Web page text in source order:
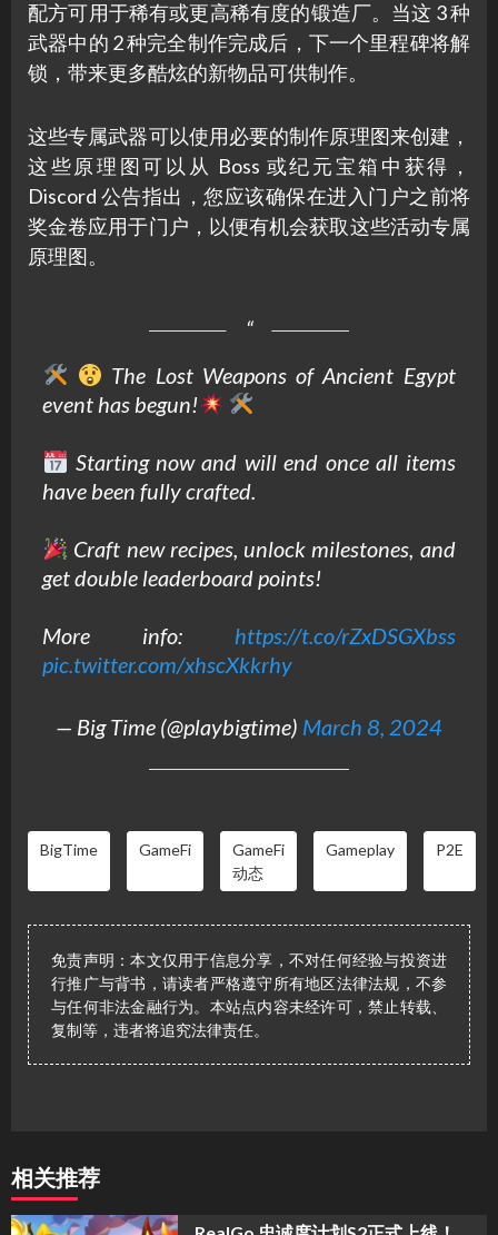
配方可用于稀有或更高稀有度的锻造厂。当这 3 种
武器中的 2 种完全制作完成后，下一个里程碑将解
锁，带来更多酷炫的新物品可供制作。
这些专属武器可以使用必要的制作原理图来创建，
这些原理图可以从 Boss 或纪元宝箱中获得，
Discord 公告指出，您应该确保在进入门户之前将
奖金卷应用于门户，以便有机会获取这些活动专属
原理图。
The Lost Weapons of Ancient Egypt
event has begun!
Starting now and will end once all items
have been fully crafted.
Craft new recipes, unlock milestones, and
get double leaderboard points!
More info: https://t.co/rZxDSGXbss
pic.twitter.com/xhscXkkrhy
— Big Time (@playbigtime) March 8, 2024
BigTime GameFi
GameFi
动态
Gameplay P2E
免责声明：本文仅用于信息分享，不对任何经验与投资进
行推广与背书，请读者严格遵守所有地区法律法规，不参
与任何非法金融行为。本站点内容未经许可，禁止转载、
复制等，违者将追究法律责任。
相关推荐